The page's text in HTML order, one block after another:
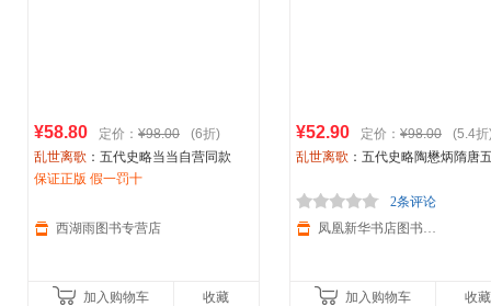
¥58.80 定价： ¥98.00
(6折)
乱世离歌 ：五代史略当当自营同款
保证正版 假一罚十
西湖雨图书专营店
加入购物车 收藏
¥52.90 定价： ¥98.00
(5.4折
乱世离歌 ：五代史略陶懋炳隋唐
2条评论
凤凰新华书店图书旗舰店
加入购物车 收藏